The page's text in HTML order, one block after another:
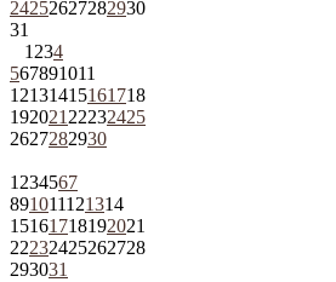
24252627282930
31
1 234
567891011
12131415161718
192021 22232425
2627282930
1 234567
891011121314
15161718192021
22232425262728
293031